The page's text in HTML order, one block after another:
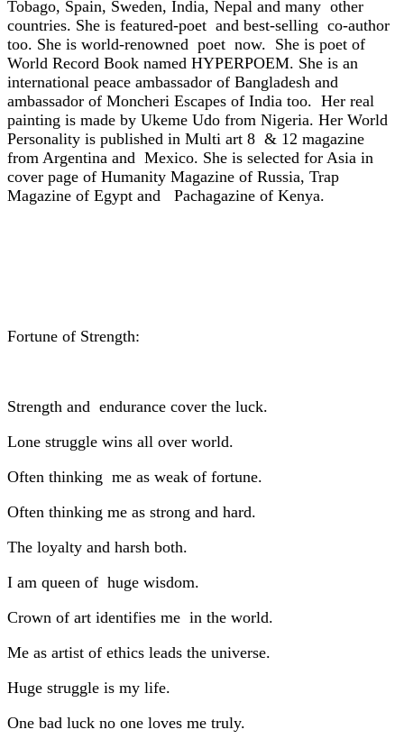
Tobago, Spain, Sweden, India, Nepal and many other
countries. She is featured-poet and best-selling co-author
too. She is world-renowned poet now. She is poet of
World Record Book named HYPERPOEM. She is an
international peace ambassador of Bangladesh and
ambassador of Moncheri Escapes of India too. Her real
painting is made by Ukeme Udo from Nigeria. Her World
Personality is published in Multi art 8 & 12 magazine
from Argentina and Mexico. She is selected for Asia in
cover page of Humanity Magazine of Russia, Trap
Magazine of Egypt and Pachagazine of Kenya.
Fortune of Strength:
Strength and endurance cover the luck.
Lone struggle wins all over world.
Often thinking me as weak of fortune.
Often thinking me as strong and hard.
The loyalty and harsh both.
I am queen of huge wisdom.
Crown of art identifies me in the world.
Me as artist of ethics leads the universe.
Huge struggle is my life.
One bad luck no one loves me truly.